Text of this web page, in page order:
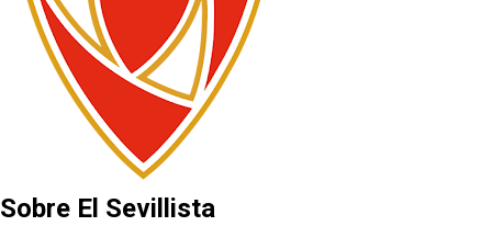
Sobre El Sevillista